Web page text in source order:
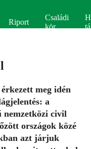
Riport
Családi
kör
meg idén
a
nemzetközi civil
országok közé
azt járjuk